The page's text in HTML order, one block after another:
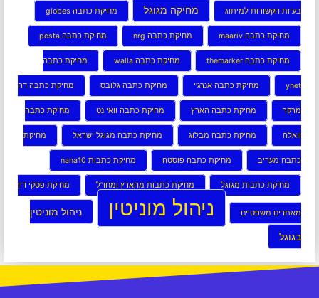
בעיות הקשורות למיתוג מחיקה מגוגל מחיקת כתבה globes
מחיקת כתבה maariv מחיקת כתבה nrg מחיקת כתבה posta
מחיקת כתבה themarker מחיקת כתבה walla מחיקת כתבה
ynet מחיקת כתבה אנרג’י מחיקת כתבה גלובס מחיקת כתבה דה
מרקר מחיקת כתבה הארץ מחיקת כתבה וואי נט מחיקת כתבה
וואלה מחיקת כתבה מבלוג מחיקת כתבה מגוגל ישראל מחיקת
כתבה מעריב מחיקת כתבה פוסטה מחיקת כתבות nana10
מחיקת כתבות מגוגל מחיקת כתבות מהארץ ומחו”ל מחיקת פסקי דין
מאתרים משפטיים ניהול מוניטין ניהול מוניטין
בגוגל